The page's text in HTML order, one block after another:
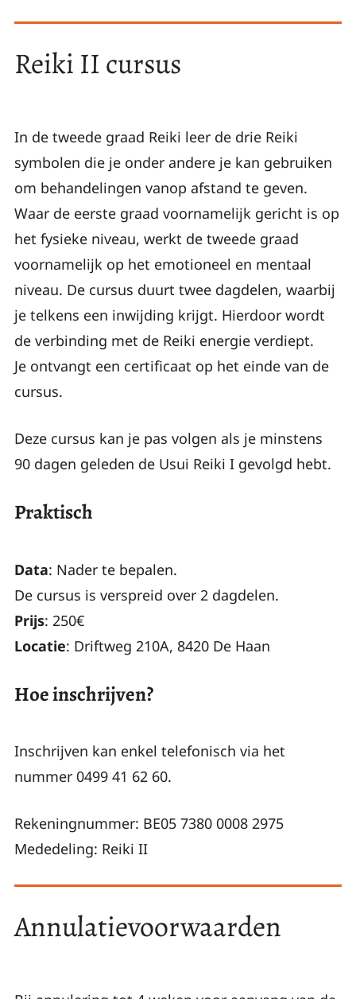
Reiki II cursus
In de tweede graad Reiki leer de drie Reiki
symbolen die je onder andere je kan gebruiken
om behandelingen vanop afstand te geven.
Waar de eerste graad voornamelijk gericht is op
het fysieke niveau, werkt de tweede graad
voornamelijk op het emotioneel en mentaal
niveau. De cursus duurt twee dagdelen, waarbij
je telkens een inwijding krijgt. Hierdoor wordt
de verbinding met de Reiki energie verdiept.
Je ontvangt een certificaat op het einde van de
cursus.
Deze cursus kan je pas volgen als je minstens
90 dagen geleden de Usui Reiki I gevolgd hebt.
Praktisch
Data: Nader te bepalen.
De cursus is verspreid over 2 dagdelen.
Prijs: 250€
Locatie: Driftweg 210A, 8420 De Haan
Hoe inschrijven?
Inschrijven kan enkel telefonisch via het
nummer 0499 41 62 60.
Rekeningnummer: BE05 7380 0008 2975
Mededeling: Reiki II
Annulatievoorwaarden